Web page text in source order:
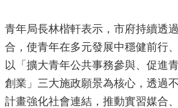
局
長
信
箱
雙
語
青年局長林楷軒表示，市府持續透
合，使青年在多元發展中穩健前行
以「擴大青年公共事務參與、促進
創業」三大施政願景為核心，透過
計畫強化社會連結，推動實習媒合